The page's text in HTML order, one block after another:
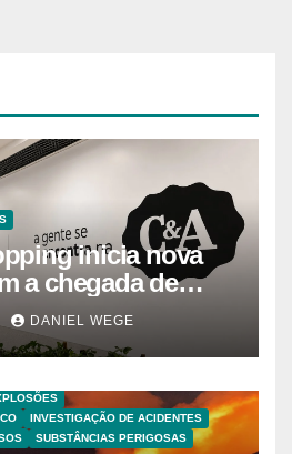
inicia nova
a chegada de
e inauguração
– Dicas da
DANIEL WEGE
INVESTIGAÇÃO DE ACIDENTES
SUBSTÂNCIAS PERIGOSAS